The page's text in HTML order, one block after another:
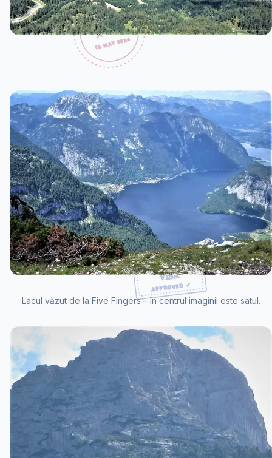
Lacul văzut de la Five Fingers – în centrul imaginii este satul.